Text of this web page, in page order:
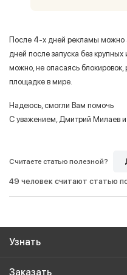
После 4-х дней рекламы можно
дней после запуска без
можно, не опасаясь
площадке в мире.
Надеюсь, смогли Вам помочь
С уважением, Дмитрий Милаев
Считаете статью полезной?
49 человек считают статью
Узнать
Рекламироваться в Telegram,
Заказать